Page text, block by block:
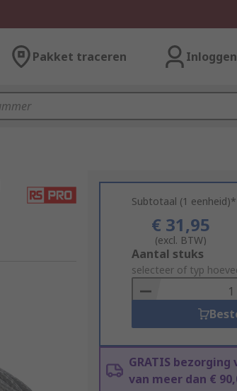
Pakket traceren
Subtotaal (1 eenheid)*
€ 31,95
(excl. BTW)
Add
to
Basket
Aantal stuks
selecteer of typ
GRATIS
van meer dan €